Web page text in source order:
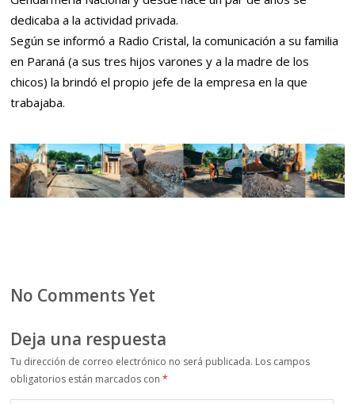
dedicaba a la actividad privada.
Según se informó a Radio Cristal, la comunicación a su familia
en Paraná (a sus tres hijos varones y a la madre de los
chicos) la brindó el propio jefe de la empresa en la que
trabajaba.
No Comments Yet
Deja una respuesta
Tu dirección de correo electrónico no será publicada. Los campos
obligatorios están marcados con*